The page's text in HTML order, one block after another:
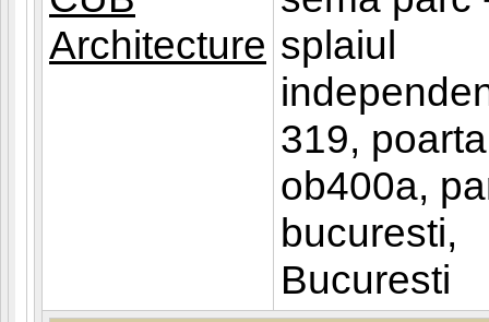
Architecture splaiul
319,
ob400a,
bucuresti,
Bucuresti